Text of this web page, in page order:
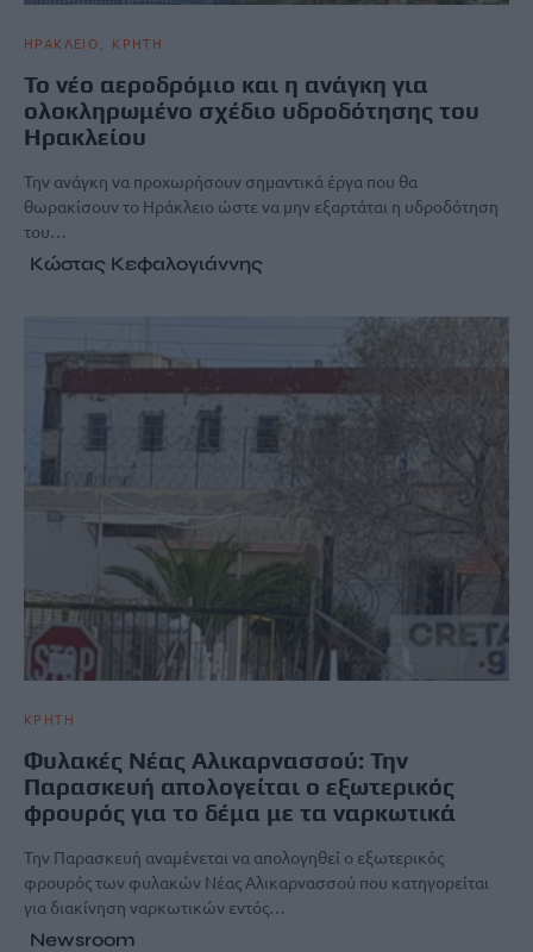
ΗΡΑΚΛΕΙΟ ΚΡΗΤΗ
Το νέο αεροδρόμιο και η ανάγκη για
ολοκληρωμένο σχέδιο υδροδότησης του
Ηρακλείου
Την ανάγκη να προχωρήσουν σημαντικά έργα που θα
θωρακίσουν το Ηράκλειο ώστε να μην εξαρτάται η υδροδότηση
του…
Κώστας Κεφαλογιάννης
ΚΡΗΤΗ
Φυλακές Νέας Αλικαρνασσού: Την
Παρασκευή απολογείται ο εξωτερικός
φρουρός για το δέμα με τα ναρκωτικά
Την Παρασκευή αναμένεται να απολογηθεί ο εξωτερικός
φρουρός των φυλακών Νέας Αλικαρνασσού που κατηγορείται
για διακίνηση ναρκωτικών εντός…
Newsroom